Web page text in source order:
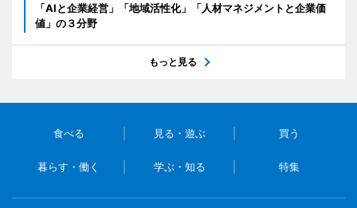
「AIと企業経営」「地域活性化」「人材マネジメントと企業価
値」の３分野
もっと見る
食べる 見る・遊ぶ 買う
暮らす・働く 学ぶ・知る 特集